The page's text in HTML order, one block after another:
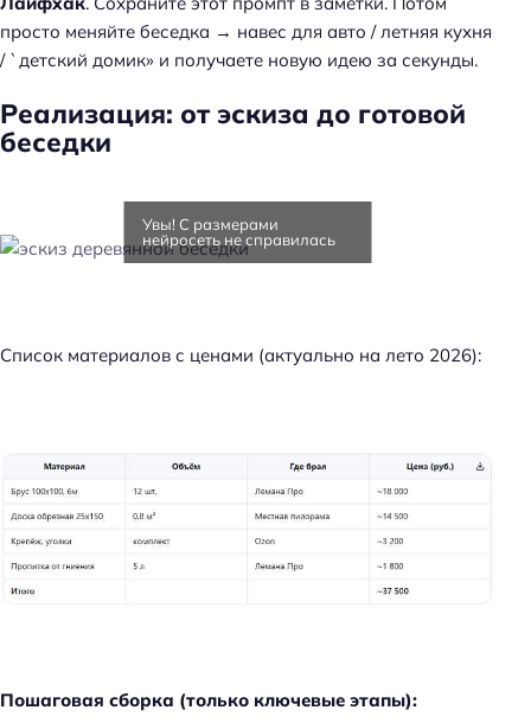
просто меняйте беседка → навес для авто / летняя кухня
/ `детский домик» и получаете новую идею за секунды.
Реализация: от эскиза до готовой
беседки
Увы! С размерами
нейросеть не справилась
Список материалов с ценами (актуально на лето 2026):
Пошаговая сборка (только ключевые этапы):